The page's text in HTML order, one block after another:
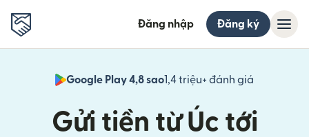
Đăng nhập Đăng ký
Google Play 4,8 sao1,4 triệu+ đánh giá
Gửi tiền từ Úc tới